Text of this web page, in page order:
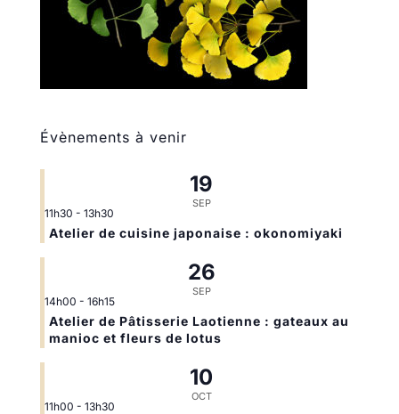
Évènements à venir
19
SEP
11h30 - 13h30
Atelier de cuisine japonaise : okonomiyaki
26
SEP
14h00 - 16h15
Atelier de Pâtisserie Laotienne : gateaux au
manioc et fleurs de lotus
10
OCT
11h00 - 13h30